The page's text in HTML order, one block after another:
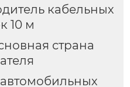
кабельных
10 м
страна